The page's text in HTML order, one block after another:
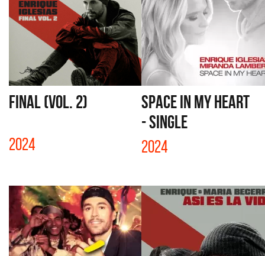
FINAL (VOL. 2)
2024
SPACE IN MY HEART
- SINGLE
2024